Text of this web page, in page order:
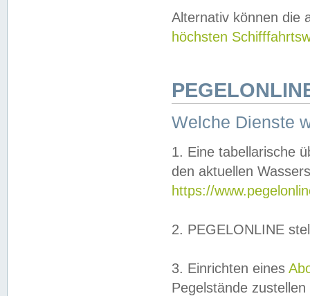
Alternativ können die
höchsten
Welche Dienste
1. Eine tabellarische
den aktuellen
https://
2. PEGELONLINE
3. Einrichten eines
Pegelstände